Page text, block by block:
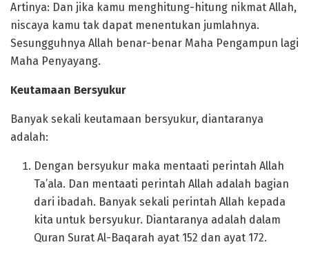
Artinya: Dan jika kamu menghitung-hitung nikmat Allah,
niscaya kamu tak dapat menentukan jumlahnya.
Sesungguhnya Allah benar-benar Maha Pengampun lagi
Maha Penyayang.
Keutamaan Bersyukur
Banyak sekali keutamaan bersyukur, diantaranya
adalah:
Dengan bersyukur maka mentaati perintah Allah
Ta’ala. Dan mentaati perintah Allah adalah bagian
dari ibadah. Banyak sekali perintah Allah kepada
kita untuk bersyukur. Diantaranya adalah dalam
Quran Surat Al-Baqarah ayat 152 dan ayat 172.